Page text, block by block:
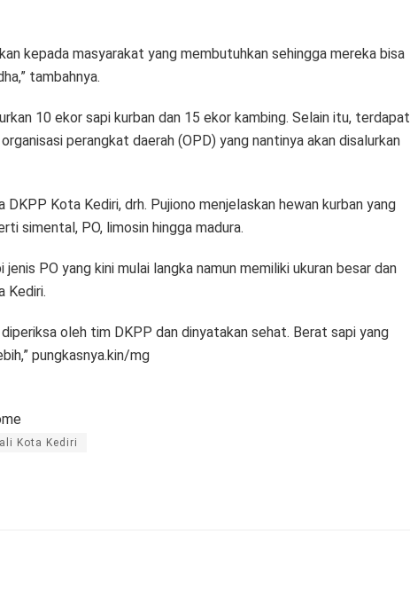
kepada masyarakat yang membutuhkan sehingga mereka bisa
tambahnya.
10 ekor sapi kurban dan 15 ekor kambing. Selain itu, terdapat
perangkat daerah (OPD) yang nantinya akan disalurkan
Kota Kediri, drh. Pujiono menjelaskan hewan kurban yang
simental, PO, limosin hingga madura.
PO yang kini mulai langka namun memiliki ukuran besar dan
Kediri.
oleh tim DKPP dan dinyatakan sehat. Berat sapi yang
pungkasnya.kin/mg
Kota Kediri